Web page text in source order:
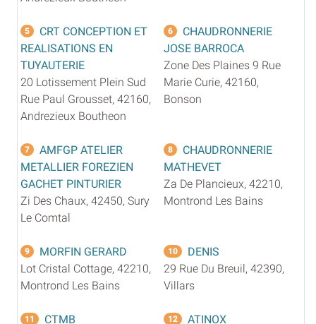
5
CRT CONCEPTION ET
REALISATIONS EN
TUYAUTERIE
20 Lotissement Plein Sud
Rue Paul Grousset, 42160,
Andrezieux Boutheon
6
CHAUDRONNERIE
JOSE BARROCA
Zone Des Plaines 9 Rue
Marie Curie, 42160,
Bonson
7
AMFGP ATELIER
METALLIER FOREZIEN
GACHET PINTURIER
Zi Des Chaux, 42450, Sury
Le Comtal
8
CHAUDRONNERIE
MATHEVET
Za De Plancieux, 42210,
Montrond Les Bains
9
MORFIN GERARD
Lot Cristal Cottage, 42210,
Montrond Les Bains
10
DENIS
29 Rue Du Breuil, 42390,
Villars
11 CTMB 12 ATINOX